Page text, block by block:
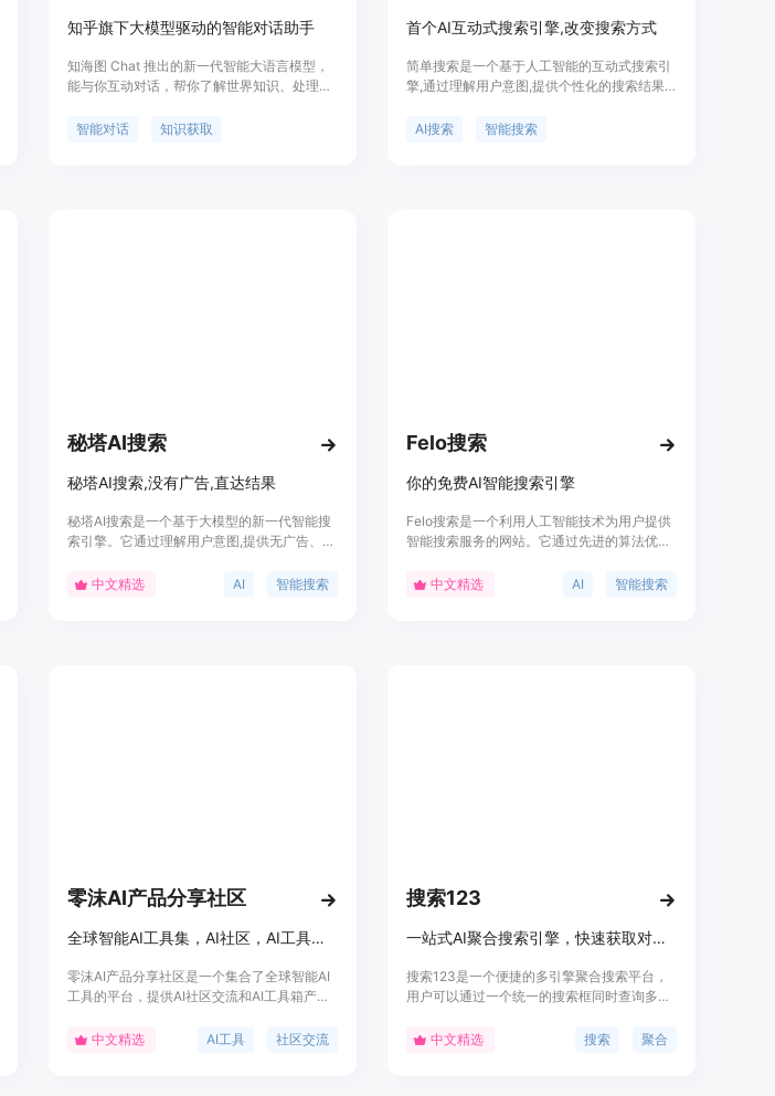
知乎旗下大模型驱动的智能对话助手
知海图 Chat 推出的新一代智能大语言模型，
能与你互动对话，帮你了解世界知识、处理数
海量知识数据，帮助你更好地获取信息、做出
智能对话 知识获取
首个AI互动式搜索引擎,改变搜索方式
简单搜索是一个基于人工智能的互动式搜索引
擎,通过理解用户意图,提供个性化的搜索结果
搜索,同时拥有强大的语义理解能力,能够准确
AI搜索 智能搜索
秘塔AI搜索
秘塔AI搜索,没有广告,直达结果
秘塔AI搜索是一个基于大模型的新一代智能搜
索引擎。它通过理解用户意图,提供无广告、高
塔AI搜索具有语义理解能力强、支持多轮对话
中文精选 AI 智能搜索
Felo搜索
你的免费AI智能搜索引擎
Felo搜索是一个利用人工智能技术为用户提供
智能搜索服务的网站。它通过先进的算法优化
搜索效率。Felo搜索的主要优点在于其智能化
中文精选 AI 智能搜索
零沫AI产品分享社区
全球智能AI工具集，AI社区，AI工具箱产品库
零沫AI产品分享社区是一个集合了全球智能AI
工具的平台，提供AI社区交流和AI工具箱产品
觉等多个领域。它为用户带来最新的AI技术发
中文精选 AI工具 社区交流
搜索123
一站式AI聚合搜索引擎，快速获取对比全网结果。
搜索123是一个便捷的多引擎聚合搜索平台，
用户可以通过一个统一的搜索框同时查询多个
Google、影视资源搜索以及网盘资源等。它为
中文精选 搜索 聚合